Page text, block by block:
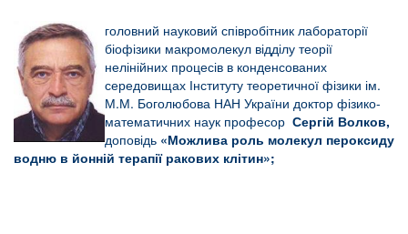
головний науковий співробітник лабораторії
біофізики макромолекул відділу теорії
нелінійних процесів в конденсованих
середовищах Інституту теоретичної фізики ім.
М.М. Боголюбова НАН України доктор фізико-
математичних наук професор Сергій Волков,
доповідь «Можлива роль молекул пероксиду
водню в йонній терапії ракових клітин»;